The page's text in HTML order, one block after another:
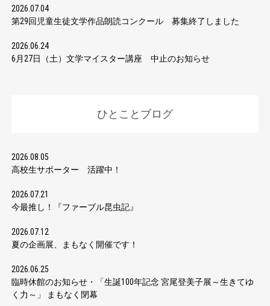
2026.07.04
第29回児童生徒文学作品朗読コンクール 募集終了しました
2026.06.24
6月27日（土）文学マイスター講座 中止のお知らせ
ひとことブログ
2026.08.05
高校生サポーター 活躍中！
2026.07.21
今最推し！『ファーブル昆虫記』
2026.07.12
夏の企画展、まもなく開催です！
2026.06.25
臨時休館のお知らせ・「生誕100年記念 宮尾登美子展～生きてゆ
く力～」 まもなく閉幕